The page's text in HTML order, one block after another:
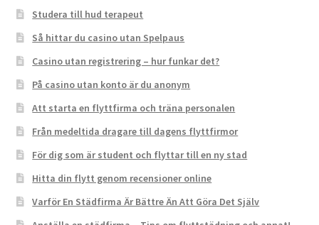
Studera till hud terapeut
Så hittar du casino utan Spelpaus
Casino utan registrering – hur funkar det?
På casino utan konto är du anonym
Att starta en flyttfirma och träna personalen
Från medeltida dragare till dagens flyttfirmor
För dig som är student och flyttar till en ny stad
Hitta din flytt genom recensioner online
Varför En Städfirma Är Bättre Än Att Göra Det Själv